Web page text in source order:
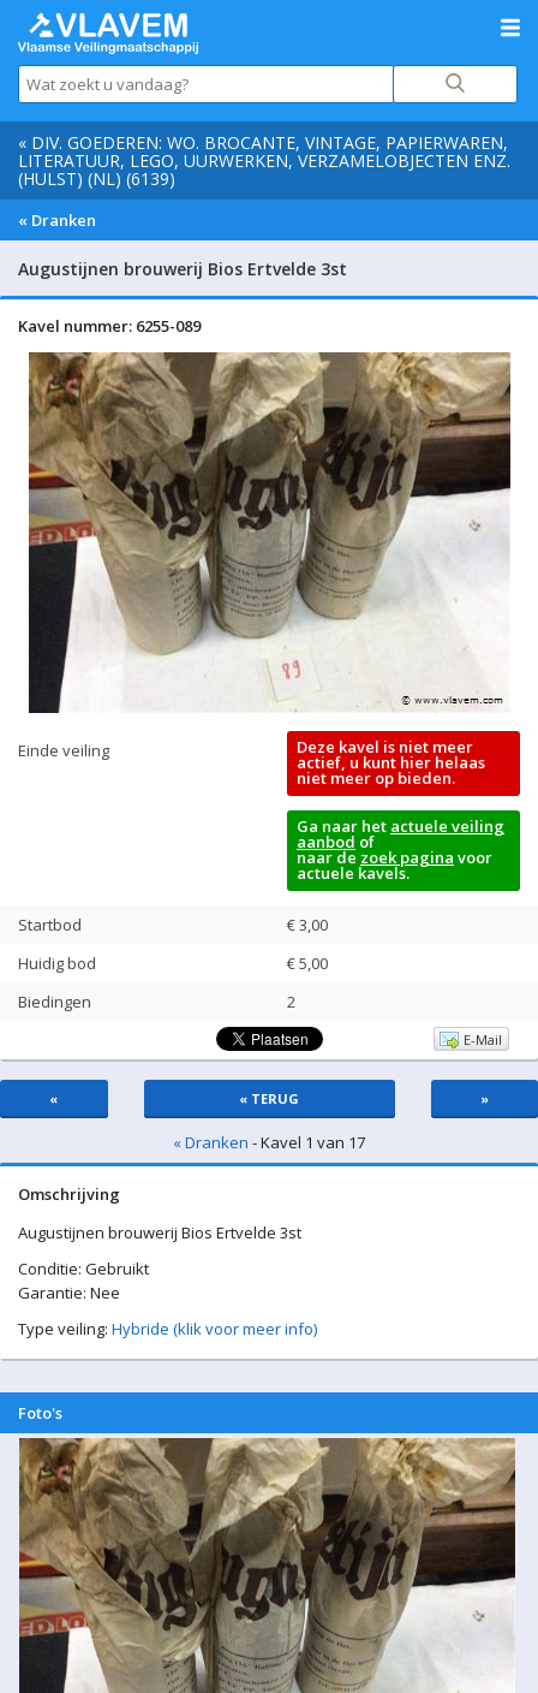
« DIV. GOEDEREN: WO. BROCANTE, VINTAGE, PAPIERWAREN,
LITERATUUR, LEGO, UURWERKEN, VERZAMELOBJECTEN ENZ.
(HULST) (NL) (6139)
« Dranken
Augustijnen brouwerij Bios Ertvelde 3st
Kavel nummer: 6255-089
Einde veiling Deze kavel is niet meer
actief, u kunt hier helaas
niet meer op bieden.
Ga naar het actuele veiling
aanbod of
naar de zoek pagina voor
actuele kavels.
Startbod
€ 3,00
Huidig bod
€5,00
Biedingen
2
E-Mail
« « TERUG »
« Dranken - Kavel 1 van 17
Omschrijving
Augustijnen brouwerij Bios Ertvelde 3st
Conditie: Gebruikt
Garantie: Nee
Type veiling: Hybride (klik voor meer info)
Foto's